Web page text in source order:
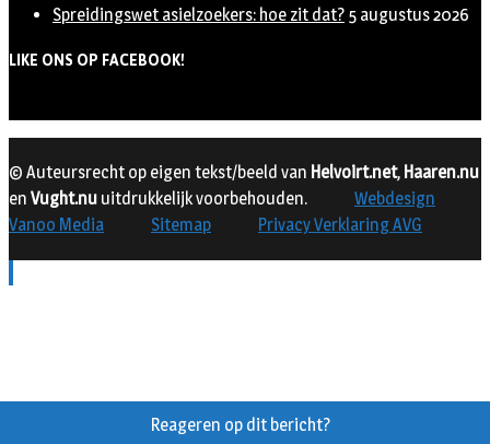
Spreidingswet asielzoekers: hoe zit dat? 5 augustus 2026
LIKE ONS OP FACEBOOK!
Reageren op dit bericht?
© Auteursrecht op eigen tekst/beeld van Helvoirt.net, Haaren.nu
en Vught.nu uitdrukkelijk voorbehouden.
Webdesign
Vanoo Media
Sitemap Privacy Verklaring AVG